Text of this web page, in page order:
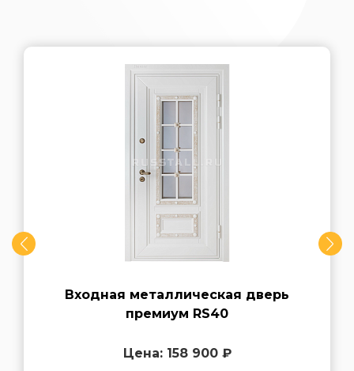
Входная металлическая дверь
премиум RS40
Цена: 158 900 ₽